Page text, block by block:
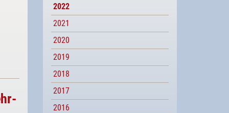
2022
2021
2020
2019
2018
2017
2016